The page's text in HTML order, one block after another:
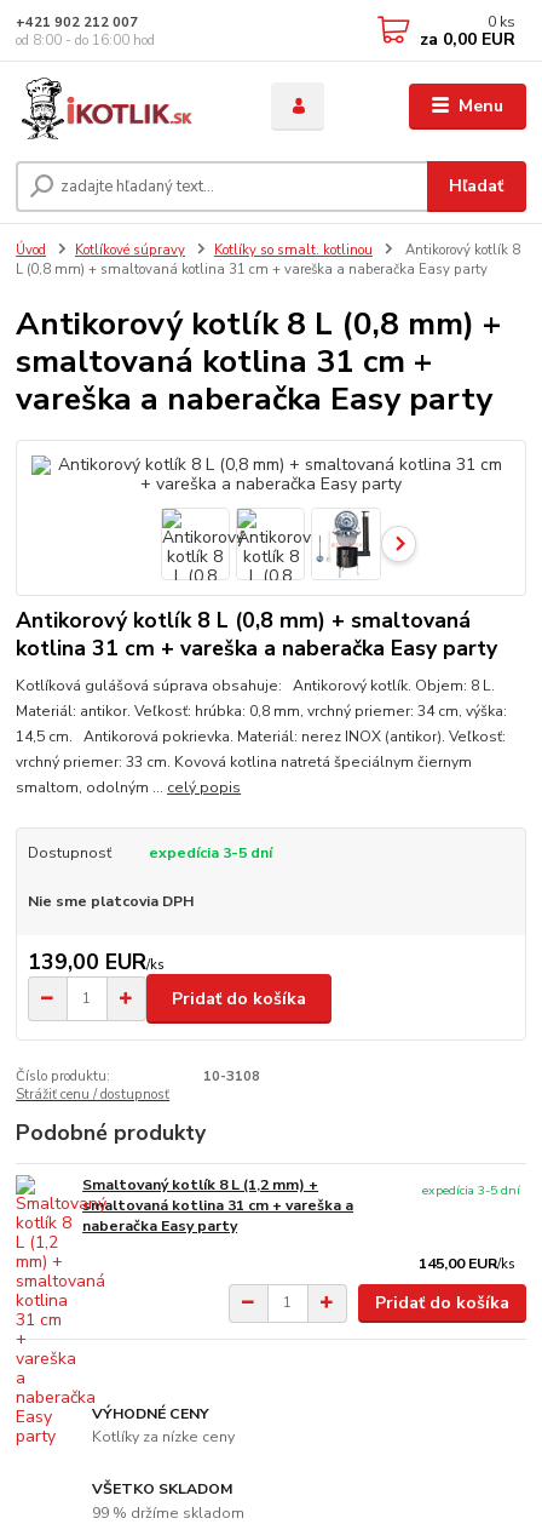
Menu
Hľadať
+421 902 212 007
od 8:00 - do 16:00 hod
0 ks
za 0,00 EUR
Úvod Kotlíkové súpravy Kotlíky so smalt. kotlinou
Antikorový kotlík 8
L (0,8 mm) + smaltovaná kotlina 31 cm + vareška a naberačka Easy party
Antikorový kotlík 8 L (0,8 mm) +
smaltovaná kotlina 31 cm +
vareška a naberačka Easy party
Antikorový kotlík 8 L (0,8 mm) + smaltovaná
kotlina 31 cm + vareška a naberačka Easy party
Kotlíková gulášová súprava obsahuje: Antikorový kotlík. Objem: 8 L.
Materiál: antikor. Veľkosť: hrúbka: 0,8 mm, vrchný priemer: 34 cm, výška:
14,5 cm. Antikorová pokrievka. Materiál: nerez INOX (antikor). Veľkosť:
vrchný priemer: 33 cm. Kovová kotlina natretá špeciálnym čiernym
smaltom, odolným ... celý popis
Dostupnosť expedícia 3-5 dní
Nie sme platcovia DPH
139,00 EUR/ks
Pridať do košíka
Číslo produktu:
10-3108
Strážiť cenu / dostupnosť
Podobné produkty
Smaltovaný kotlík 8 L (1,2 mm) +
smaltovaná kotlina 31 cm + vareška a
naberačka Easy party
145,00 EUR/ks
expedícia 3-5 dní
Pridať do košíka
VÝHODNÉ CENY
Kotlíky za nízke ceny
VŠETKO SKLADOM
99 % držíme skladom